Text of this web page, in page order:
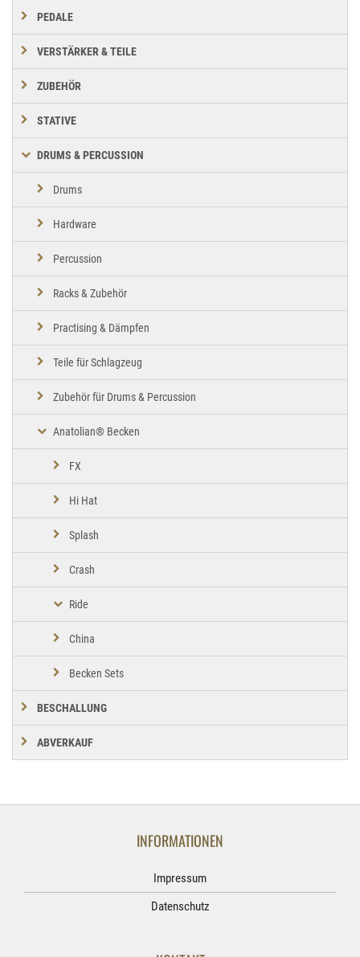
PEDALE
VERSTÄRKER & TEILE
ZUBEHÖR
STATIVE
DRUMS & PERCUSSION
Drums
Hardware
Percussion
Racks & Zubehör
Practising & Dämpfen
Teile für Schlagzeug
Zubehör für Drums & Percussion
Anatolian® Becken
FX
Hi Hat
Splash
Crash
Ride
China
Becken Sets
BESCHALLUNG
ABVERKAUF
INFORMATIONEN
Impressum
Datenschutz